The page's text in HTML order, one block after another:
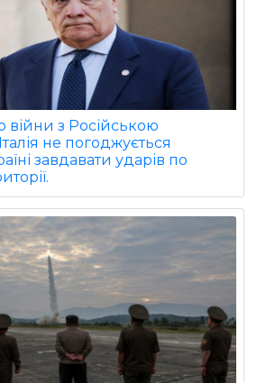
з Російською
не погоджується
завдавати ударів по